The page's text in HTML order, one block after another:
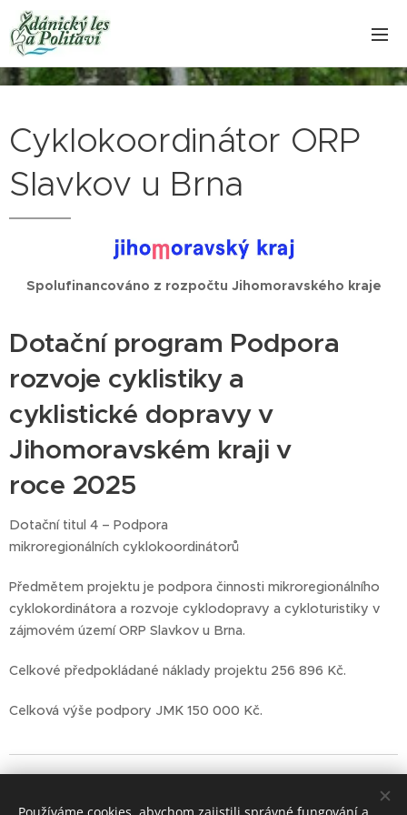
Cyklokoordinátor ORP
Slavkov u Brna
Spolufinancováno z rozpočtu Jihomoravského kraje
Dotační program Podpora
rozvoje cyklistiky a
cyklistické dopravy v
Jihomoravském kraji v
roce 2025
Dotační titul 4 – Podpora
mikroregionálních cyklokoordinátorů
Předmětem projektu je podpora činnosti mikroregionálního
cyklokordinátora a rozvoje cyklodopravy a cykloturistiky v
zájmovém území ORP Slavkov u Brna.
Celkové předpokládané náklady projektu 256 896 Kč.
Celková výše podpory JMK 150 000 Kč.